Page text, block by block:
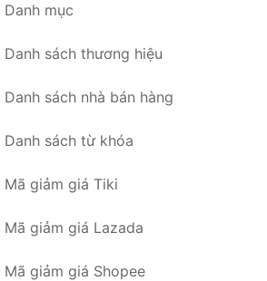
Danh mục
Danh sách thương hiệu
Danh sách nhà bán hàng
Danh sách từ khóa
Mã giảm giá Tiki
Mã giảm giá Lazada
Mã giảm giá Shopee